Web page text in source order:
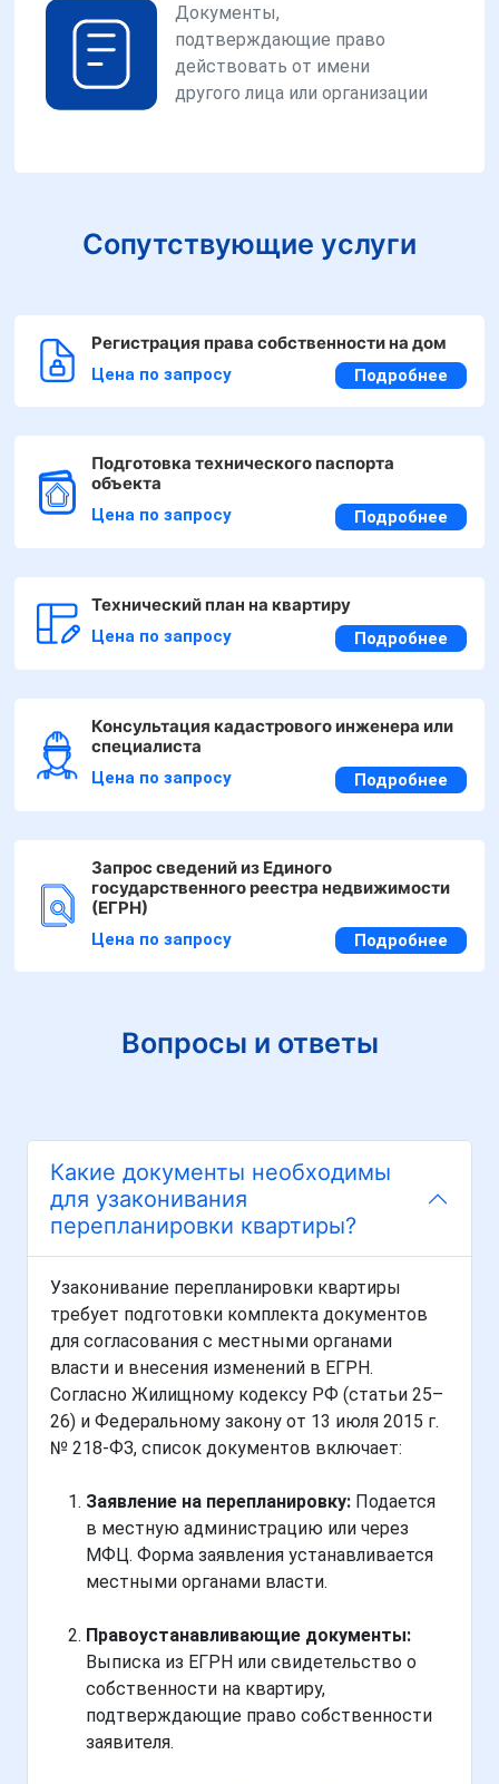
Документы,
подтверждающие право
действовать от имени
другого лица или организации
Сопутствующие услуги
Регистрация права собственности на дом
Цена по запросу Подробнее
Подготовка технического паспорта
объекта
Цена по запросу Подробнее
Технический план на квартиру
Цена по запросу Подробнее
Консультация кадастрового инженера или
специалиста
Цена по запросу Подробнее
Запрос сведений из Единого
государственного реестра недвижимости
(ЕГРН)
Цена по запросу Подробнее
Вопросы и ответы
Какие документы необходимы
для узаконивания
перепланировки квартиры?
Узаконивание перепланировки квартиры
требует подготовки комплекта документов
для согласования с местными органами
власти и внесения изменений в ЕГРН.
Согласно Жилищному кодексу РФ (статьи 25–
26) и Федеральному закону от 13 июля 2015 г.
№ 218-ФЗ, список документов включает:
Заявление на перепланировку: Подается
в местную администрацию или через
МФЦ. Форма заявления устанавливается
местными органами власти.
Правоустанавливающие документы:
Выписка из ЕГРН или свидетельство о
собственности на квартиру,
подтверждающие право собственности
заявителя.